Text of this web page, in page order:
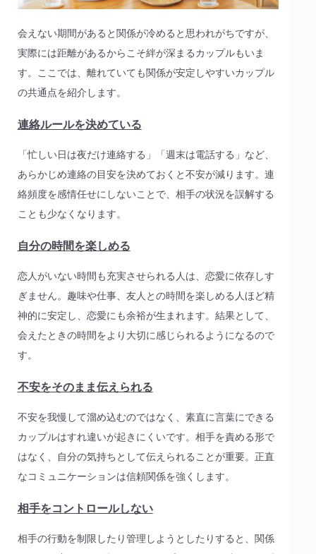
会えない期間があると関係が冷めると思われがちですが、
実際には距離があるからこそ絆が深まるカップルもいま
す。ここでは、離れていても関係が安定しやすいカップル
の共通点を紹介します。
連絡ルールを決めている
「忙しい日は夜だけ連絡する」「週末は電話する」など、
あらかじめ連絡の目安を決めておくと不安が減ります。連
絡頻度を感情任せにしないことで、相手の状況を誤解する
ことも少なくなります。
自分の時間を楽しめる
恋人がいない時間も充実させられる人は、恋愛に依存しす
ぎません。趣味や仕事、友人との時間を楽しめる人ほど精
神的に安定し、恋愛にも余裕が生まれます。結果として、
会えたときの時間をより大切に感じられるようになるので
す。
不安をそのまま伝えられる
不安を我慢して溜め込むのではなく、素直に言葉にできる
カップルはすれ違いが起きにくいです。相手を責める形で
はなく、自分の気持ちとして伝えられることが重要。正直
なコミュニケーションは信頼関係を強くします。
相手をコントロールしない
相手の行動を制限したり管理しようとしたりすると、関係